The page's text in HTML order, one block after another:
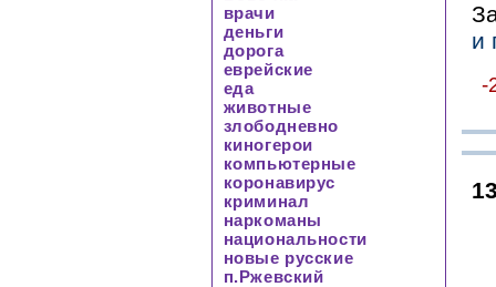
и
-
13
врачи
деньги
дорога
еврейские
еда
животные
злободневно
киногерои
компьютерные
коронавирус
криминал
наркоманы
национальности
новые русские
п.Ржевский